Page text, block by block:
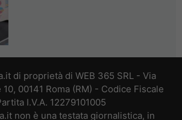
di proprietà di WEB 365 SRL - Via
00141 Roma (RM) - Codice Fiscale
I.V.A. 12279101005
non è una testata giornalistica, in